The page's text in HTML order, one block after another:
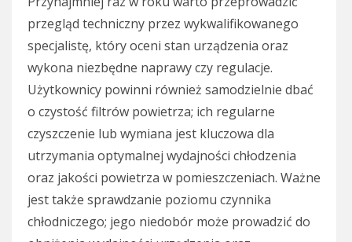
przegląd techniczny przez wykwalifikowanego
specjalistę, który oceni stan urządzenia oraz
wykona niezbędne naprawy czy regulacje.
Użytkownicy powinni również samodzielnie dbać
o czystość filtrów powietrza; ich regularne
czyszczenie lub wymiana jest kluczowa dla
utrzymania optymalnej wydajności chłodzenia
oraz jakości powietrza w pomieszczeniach. Ważne
jest także sprawdzanie poziomu czynnika
chłodniczego; jego niedobór może prowadzić do